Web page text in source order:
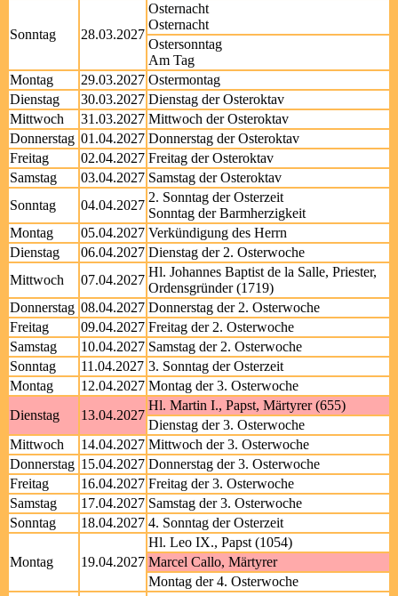
Sonntag 28.03.2027
Osternacht
Osternacht
Ostersonntag
Am Tag
Montag
29.03.2027 Ostermontag
Dienstag
30.03.2027 Dienstag der Osteroktav
Mittwoch
31.03.2027 Mittwoch der Osteroktav
Donnerstag 01.04.2027 Donnerstag der Osteroktav
Freitag
02.04.2027 Freitag der Osteroktav
Samstag
03.04.2027 Samstag der Osteroktav
Sonntag
04.04.2027
2. Sonntag der Osterzeit
Sonntag der Barmherzigkeit
Montag
05.04.2027 Verkündigung des Herrn
Dienstag
06.04.2027 Dienstag der 2. Osterwoche
Mittwoch
07.04.2027
Hl. Johannes Baptist de la Salle, Priester,
Ordensgründer (1719)
Donnerstag 08.04.2027 Donnerstag der 2. Osterwoche
Freitag
09.04.2027 Freitag der 2. Osterwoche
Samstag
10.04.2027 Samstag der 2. Osterwoche
Sonntag
11.04.2027 3. Sonntag der Osterzeit
Montag
12.04.2027 Montag der 3. Osterwoche
Dienstag
13.04.2027
Hl. Martin I., Papst, Märtyrer (655)
Dienstag der 3. Osterwoche
Mittwoch
14.04.2027 Mittwoch der 3. Osterwoche
Donnerstag 15.04.2027 Donnerstag der 3. Osterwoche
Freitag
16.04.2027 Freitag der 3. Osterwoche
Samstag
17.04.2027 Samstag der 3. Osterwoche
Sonntag
18.04.2027 4. Sonntag der Osterzeit
Montag 19.04.2027
Hl. Leo IX., Papst (1054)
Marcel Callo, Märtyrer
Montag der 4. Osterwoche